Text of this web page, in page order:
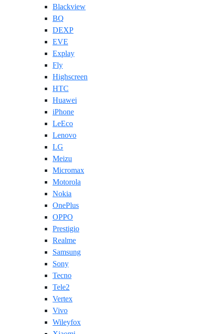
Blackview
BQ
DEXP
EVE
Explay
Fly
Highscreen
HTC
Huawei
iPhone
LeEco
Lenovo
LG
Meizu
Micromax
Motorola
Nokia
OnePlus
OPPO
Prestigio
Realme
Samsung
Sony
Tecno
Tele2
Vertex
Vivo
Wileyfox